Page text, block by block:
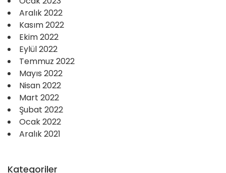
Aralık 2022
Kasım 2022
Ekim 2022
Eylül 2022
Temmuz 2022
Mayıs 2022
Nisan 2022
Mart 2022
Şubat 2022
Ocak 2022
Aralık 2021
Kategoriler